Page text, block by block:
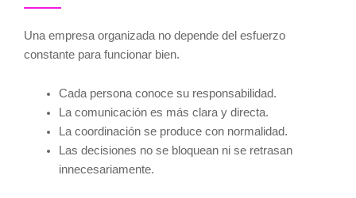
Una empresa organizada no depende del esfuerzo
constante para funcionar bien.
Cada persona conoce su responsabilidad.
La comunicación es más clara y directa.
La coordinación se produce con normalidad.
Las decisiones no se bloquean ni se retrasan
innecesariamente.